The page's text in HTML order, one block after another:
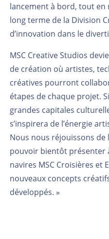
lancement à bord, tout en
long terme de la Division
d’innovation dans le
MSC Creative Studios
de création où artistes,
créatives pourront
étapes de chaque projet.
grandes capitales
s’inspirera de l’énergie
Nous nous réjouissons de
pouvoir bientôt présenter
navires MSC Croisières et
nouveaux concepts
développés. »